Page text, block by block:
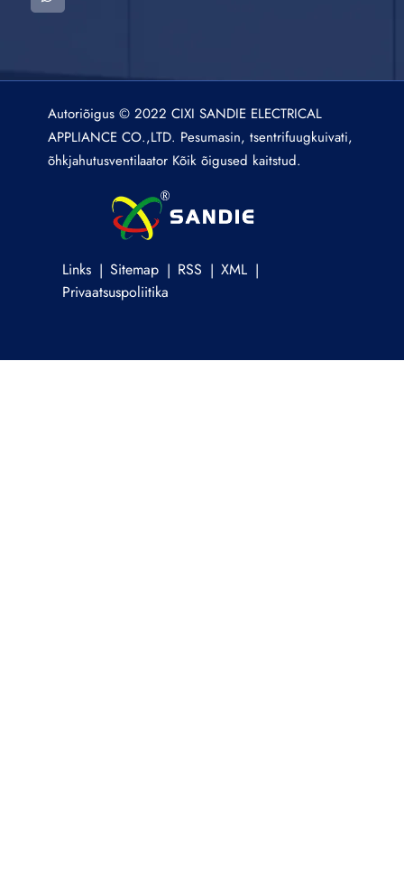
Autoriõigus © 2022 CIXI SANDIE ELECTRICAL
APPLIANCE CO.,LTD. Pesumasin, tsentrifuugkuivati,
õhkjahutusventilaator Kõik õigused kaitstud.
Links Sitemap RSS
XML
Privaatsuspoliitika